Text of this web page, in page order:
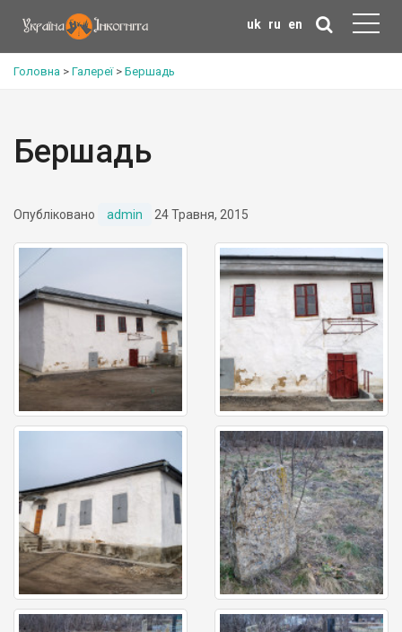
uk ru en
Головна > Галереї> Бершадь
Бершадь
Опубліковано admin 24 Травня, 2015